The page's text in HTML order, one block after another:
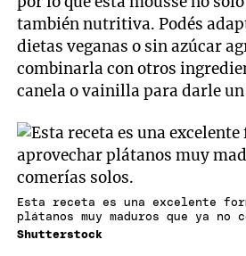
también nutritiva. Podés
dietas veganas o sin azúcar
combinarla con otros
canela o vainilla para darle
Esta receta es una excelente
plátanos muy maduros que ya no
Shutterstock